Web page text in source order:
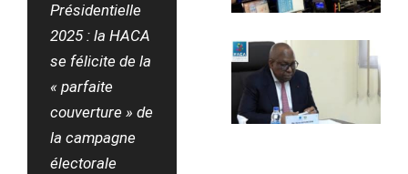
Présidentielle
2025 : la HACA
se félicite de la
« parfaite
couverture » de
la campagne
électorale